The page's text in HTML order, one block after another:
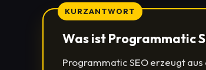
KURZANTWORT
Was ist Programmatic
Programmatic SEO erzeugt